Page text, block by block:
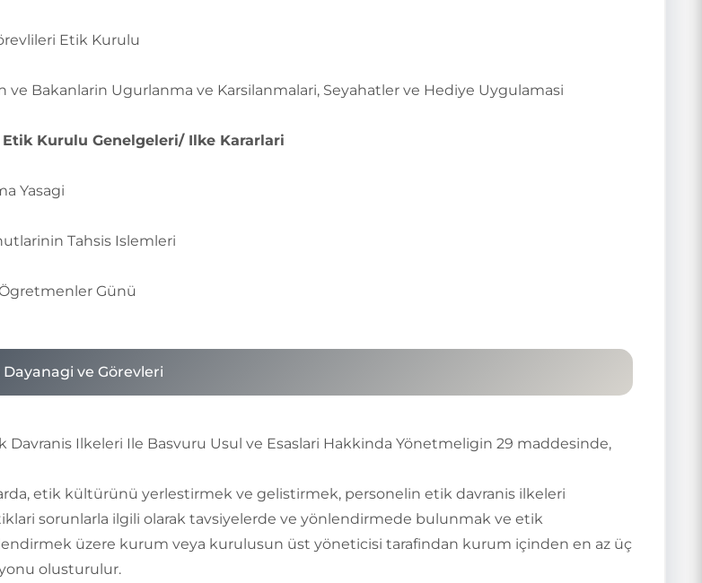
Etik Kurulu
ve Bakanlarin Ugurlanma ve Karsilanmalari, Seyahatler ve Hediye Uygulamasi
Kurulu Genelgeleri/ Ilke Kararlari
Yasagi
Tahsis Islemleri
Günü
ve Görevleri
Davranis Ilkeleri Ile Basvuru Usul ve Esaslari Hakkinda Yönetmeligin 29 maddesinde,
etik kültürünü yerlestirmek ve gelistirmek, personelin etik davranis ilkeleri
sorunlarla ilgili olarak tavsiyelerde ve yönlendirmede bulunmak ve etik
üzere kurum veya kurulusun üst yöneticisi tarafindan kurum içinden en az üç
olusturulur.